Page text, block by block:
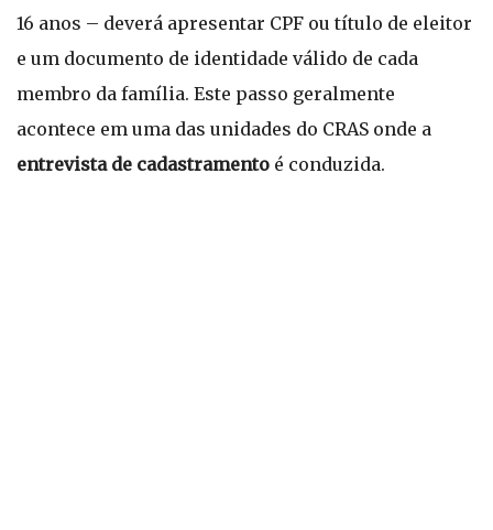
16 anos – deverá apresentar CPF ou título de eleitor
e um documento de identidade válido de cada
membro da família. Este passo geralmente
acontece em uma das unidades do CRAS onde a
entrevista de cadastramento é conduzida.